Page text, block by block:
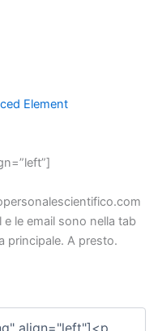
Element
le email sono nella tab
principale. A presto.